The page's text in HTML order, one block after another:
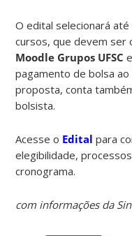
O edital selecionará
cursos, que devem ser
Moodle Grupos UFSC
pagamento de bolsa
proposta, conta
bolsista.
Acesse o Edital para
elegibilidade,
cronograma.
com informações da